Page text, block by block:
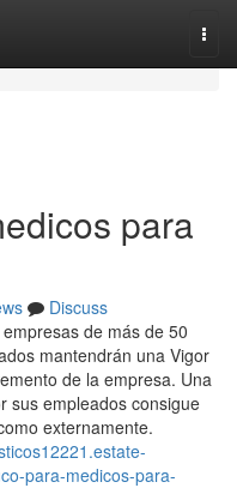
para
Discuss
de más de 50
mantendrán una Vigor
de la empresa. Una
sus empleados consigue
externamente.
para-medicos-para-